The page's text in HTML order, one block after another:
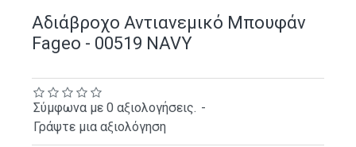
Αδιάβροχο Αντιανεμικό Μπουφάν
Fageo - 00519 NAVY
Σύμφωνα με 0 αξιολογήσεις. -
Γράψτε μια αξιολόγηση